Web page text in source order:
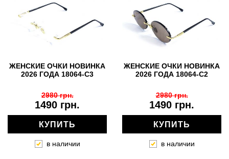
ЖЕНСКИЕ ОЧКИ НОВИНКА
2026 ГОДА 18064-C3
1490 грн.
2980 грн.
КУПИТЬ
в наличии
ЖЕНСКИЕ ОЧКИ НОВИНКА
2026 ГОДА 18064-C2
1490 грн.
2980 грн.
КУПИТЬ
в наличии